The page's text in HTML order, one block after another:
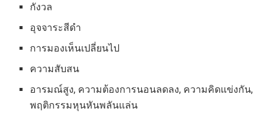
กังวล
อุจจาระสีดำ
การมองเห็นเปลี่ยนไป
ความสับสน
อารมณ์สูง, ความต้องการนอนลดลง, ความคิดแข่งกัน,
พฤติกรรมหุนหันพลันแล่น